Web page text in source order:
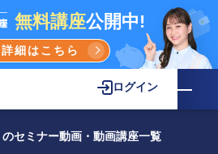
無料講座公開中!
詳細はこちら
ログイン
のセミナー動画・動画講座一覧